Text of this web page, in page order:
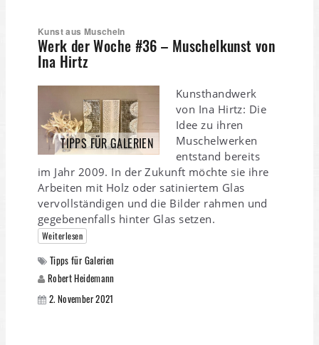
Kunst aus Muscheln
Werk der Woche #36 – Muschelkunst von
Ina Hirtz
TIPPS FÜR GALERIEN
Kunsthandwerk
von Ina Hirtz: Die
Idee zu ihren
Muschelwerken
entstand bereits
im Jahr 2009. In der Zukunft möchte sie ihre
Arbeiten mit Holz oder satiniertem Glas
vervollständigen und die Bilder rahmen und
gegebenenfalls hinter Glas setzen.
Weiterlesen
Tipps für Galerien
Robert Heidemann
2. November 2021